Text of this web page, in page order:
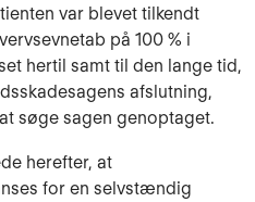
var blevet tilkendt
på 100 % i
hertil samt til den lange tid,
afslutning,
søge sagen genoptaget.
herefter, at
for en selvstæn­dig